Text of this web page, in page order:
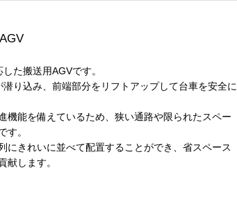
た搬送用AGVです。
り込み、前端部分をリフトアップして台車を安全に
機能を備えているため、狭い通路や限られたスペー
す。
にきれいに並べて配置することができ、省スペース
献します。